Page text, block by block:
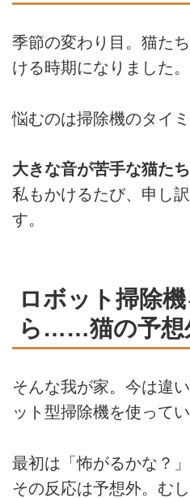
季節の変わり目。猫た
ける時期になりました。
悩むのは掃除機のタイミ
大きな音が苦手な猫た
私もかけるたび、申し
す。
ロボット掃除
ら……猫の予想
そんな我が家。今は違
ット型掃除機を使ってい
最初は「怖がるかな？
その反応は予想外。む